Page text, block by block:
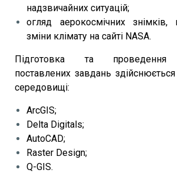
надзвичайних ситуацій;
огляд аерокосмічних
зміни клімату на сайті NASA.
Підготовка та проведення
поставлених завдань
середовищі:
ArcGIS;
Delta Digitals;
AutoCAD;
Raster Design;
Q-GIS.